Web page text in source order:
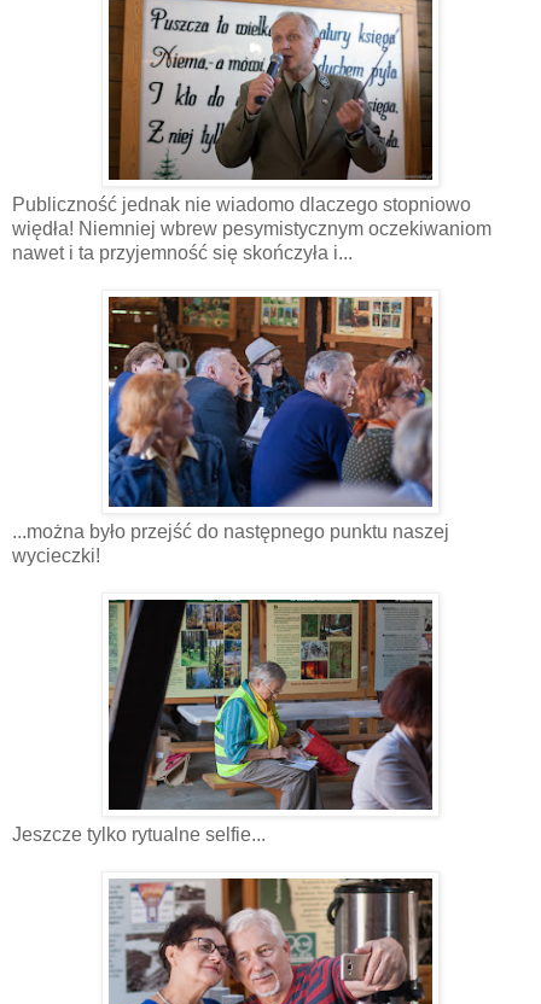
Publiczność jednak nie wiadomo dlaczego stopniowo
więdła! Niemniej wbrew pesymistycznym oczekiwaniom
nawet i ta przyjemność się skończyła i...
...można było przejść do następnego punktu naszej
wycieczki!
Jeszcze tylko rytualne selfie...